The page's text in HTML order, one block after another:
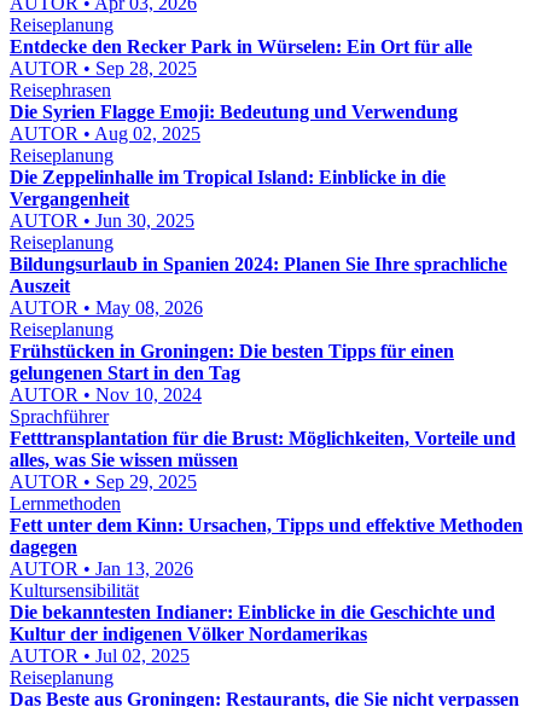
Reiseplanung
Entdecke den Recker Park in Würselen: Ein Ort für alle
AUTOR • Sep 28, 2025
Reisephrasen
Die Syrien Flagge Emoji: Bedeutung und Verwendung
AUTOR • Aug 02, 2025
Reiseplanung
Die Zeppelinhalle im Tropical Island: Einblicke in die
Vergangenheit
AUTOR • Jun 30, 2025
Reiseplanung
Bildungsurlaub in Spanien 2024: Planen Sie Ihre sprachliche
Auszeit
AUTOR • May 08, 2026
Reiseplanung
Frühstücken in Groningen: Die besten Tipps für einen
gelungenen Start in den Tag
AUTOR • Nov 10, 2024
Sprachführer
Fetttransplantation für die Brust: Möglichkeiten, Vorteile und
alles, was Sie wissen müssen
AUTOR • Sep 29, 2025
Lernmethoden
Fett unter dem Kinn: Ursachen, Tipps und effektive Methoden
dagegen
AUTOR • Jan 13, 2026
Kultursensibilität
Die bekanntesten Indianer: Einblicke in die Geschichte und
Kultur der indigenen Völker Nordamerikas
AUTOR • Jul 02, 2025
Reiseplanung
Das Beste aus Groningen: Restaurants, die Sie nicht verpassen